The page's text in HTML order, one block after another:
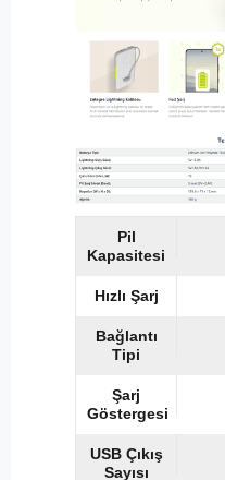
Pil
Kapasitesi
Hızlı Şarj
Bağlantı
Tipi
Şarj
Göstergesi
USB Çıkış
Sayısı